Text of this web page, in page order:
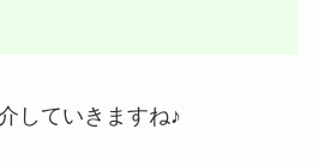
していきますね♪